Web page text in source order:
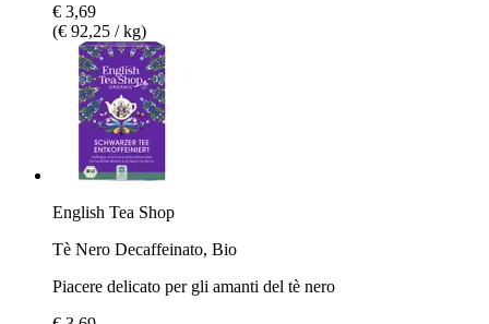
€ 3,69
(€ 92,25 / kg)
English Tea Shop
Tè Nero Decaffeinato, Bio
Piacere delicato per gli amanti del tè nero